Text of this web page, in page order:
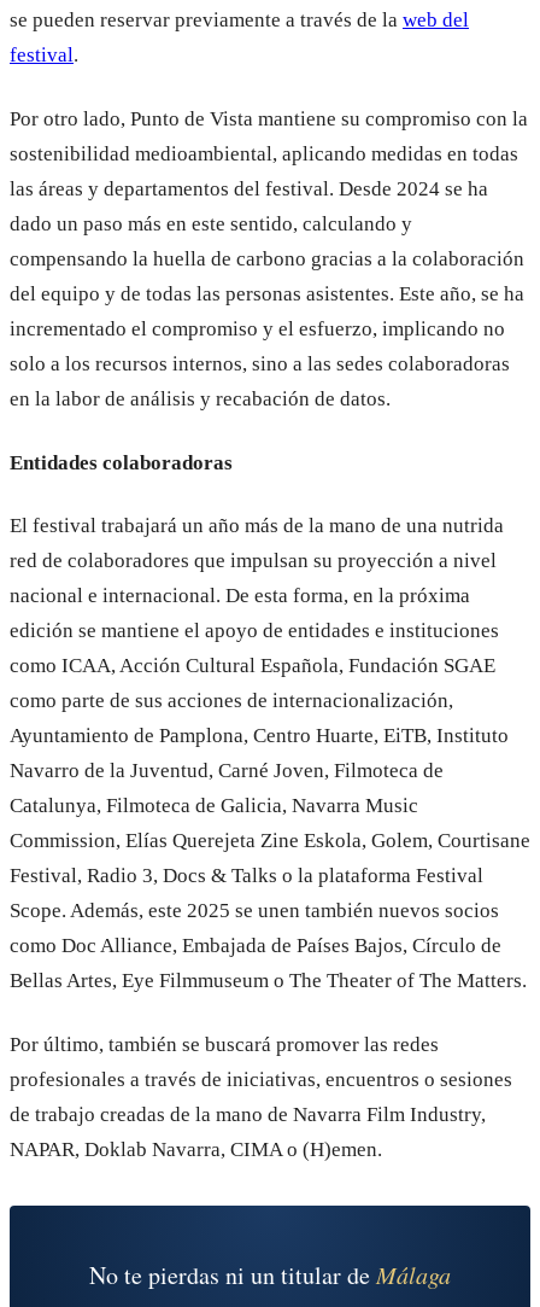
se pueden reservar previamente a través de la web del
festival.
Por otro lado, Punto de Vista mantiene su compromiso con la
sostenibilidad medioambiental, aplicando medidas en todas
las áreas y departamentos del festival. Desde 2024 se ha
dado un paso más en este sentido, calculando y
compensando la huella de carbono gracias a la colaboración
del equipo y de todas las personas asistentes. Este año, se ha
incrementado el compromiso y el esfuerzo, implicando no
solo a los recursos internos, sino a las sedes colaboradoras
en la labor de análisis y recabación de datos.
Entidades colaboradoras
El festival trabajará un año más de la mano de una nutrida
red de colaboradores que impulsan su proyección a nivel
nacional e internacional. De esta forma, en la próxima
edición se mantiene el apoyo de entidades e instituciones
como ICAA, Acción Cultural Española, Fundación SGAE
como parte de sus acciones de internacionalización,
Ayuntamiento de Pamplona, Centro Huarte, EiTB, Instituto
Navarro de la Juventud, Carné Joven, Filmoteca de
Catalunya, Filmoteca de Galicia, Navarra Music
Commission, Elías Querejeta Zine Eskola, Golem, Courtisane
Festival, Radio 3, Docs & Talks o la plataforma Festival
Scope. Además, este 2025 se unen también nuevos socios
como Doc Alliance, Embajada de Países Bajos, Círculo de
Bellas Artes, Eye Filmmuseum o The Theater of The Matters.
Por último, también se buscará promover las redes
profesionales a través de iniciativas, encuentros o sesiones
de trabajo creadas de la mano de Navarra Film Industry,
NAPAR, Doklab Navarra, CIMA o (H)emen.
No te pierdas ni un titular deMálaga